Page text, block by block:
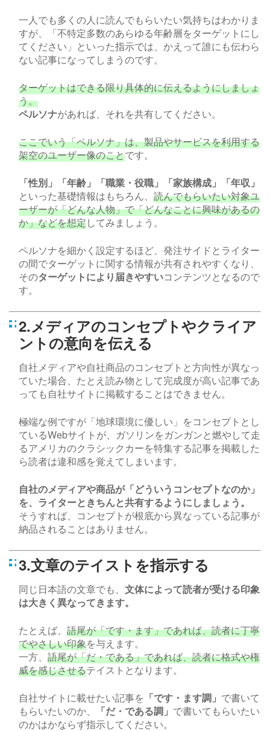
一人でも多くの人に読んでもらいたい気持ちはわかりま
すが、「不特定多数のあらゆる年齢層をターゲットにし
てください」といった指示では、かえって誰にも伝わら
ない記事になってしまうのです。
ターゲットはできる限り具体的に伝えるようにしましょ
う。
ペルソナがあれば、それを共有してください。
ここでいう「ペルソナ」は、製品やサービスを利用する
架空のユーザー像のことです。
「性別」「年齢」「職業・役職」「家族構成」「年収」
といった基礎情報はもちろん、 読んでもらいたい対象ユ
ーザーが「どんな人物」で「どんなことに興味があるの
か」などを想定してみましょう。
ペルソナを細かく設定するほど、発注サイドとライター
の間でターゲットに関する情報が共有されやすくなり、
そのターゲットにより届きやすいコンテンツとなるので
す。
2.メディアのコンセプトやクライア
ントの意向を伝える
自社メディアや自社商品のコンセプトと方向性が異なっ
ていた場合、たとえ読み物として完成度が高い記事であ
っても自社サイトに掲載することはできません。
極端な例ですが「地球環境に優しい」をコンセプトとし
ているWebサイトが、ガソリンをガンガンと燃やして走
るアメリカのクラシックカーを特集する記事を掲載した
ら読者は違和感を覚えてしまいます。
自社のメディアや商品が「どういうコンセプトなのか」
を、ライターときちんと共有するようにしましょう。
そうすれば、コンセプトが根底から異なっている記事が
納品されることはありません。
3.文章のテイストを指示する
同じ日本語の文章でも、 文体によって読者が受ける印象
は大きく異なってきます。
たとえば、 語尾が「です・ます」であれば、読者に丁寧
でやさしい印象を与えます。
一方、 語尾が「だ・である」であれば、読者に格式や権
威を感じさせるテイストとなります。
自社サイトに載せたい記事を 「です・ます調」 で書いて
もらいたいのか、
「だ・である調」 で書いてもらいたい
のかはかならず指示してください。